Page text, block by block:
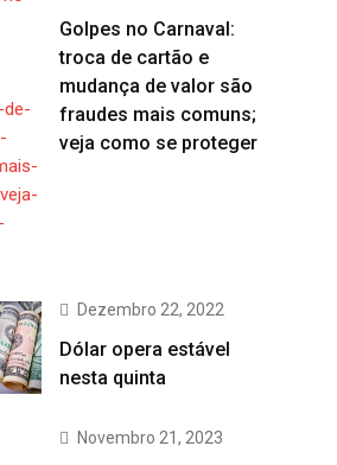
Golpes no Carnaval:
troca de cartão e
mudança de valor são
fraudes mais comuns;
veja como se proteger
Dezembro 22, 2022
Dólar opera estável
nesta quinta
Novembro 21, 2023